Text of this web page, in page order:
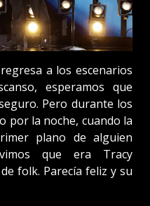
a los escenarios
esperamos que
Pero durante los
por la noche, cuando la
plano de alguien
que era Tracy
folk. Parecía feliz y su